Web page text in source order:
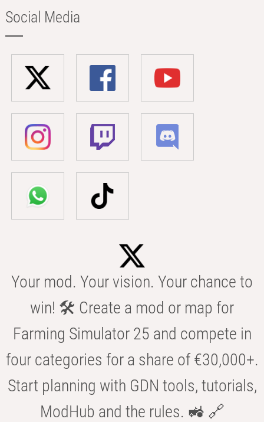
Social Media
Your mod. Your vision. Your chance to
win! 🛠️ Create a mod or map for
Farming Simulator 25 and compete in
four categories for a share of €30,000+.
Start planning with GDN tools, tutorials,
ModHub and the rules. 🚜 🔗